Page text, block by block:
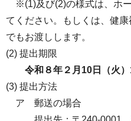
※(1)及び(2)の様式は、ホ
てください。もしくは、健
でもお渡しします。
(2) 提出期限
令和８年２月10日（火
(3) 提出方法
ア 郵送の場合